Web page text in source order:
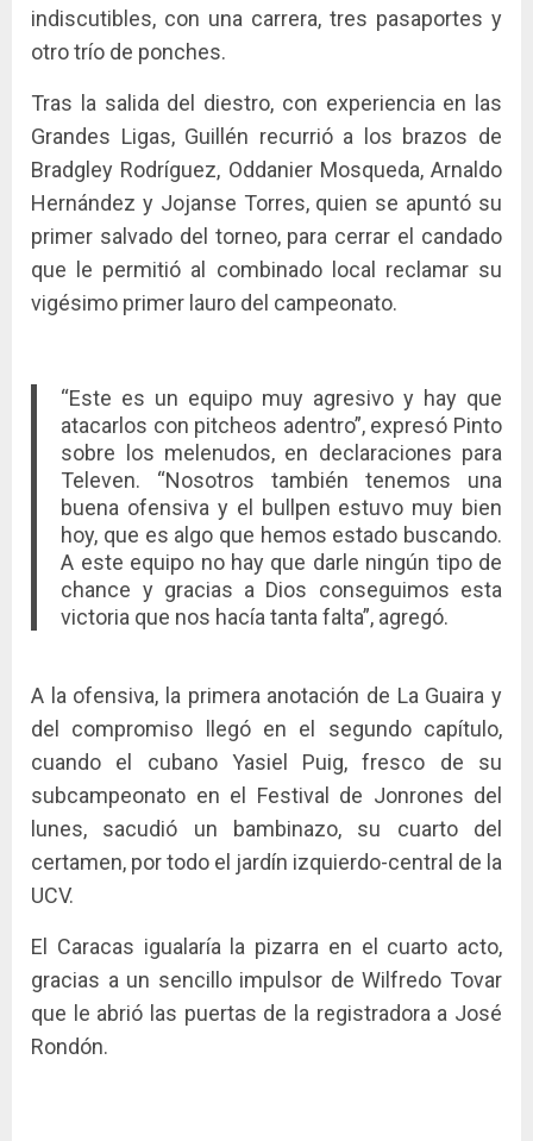
indiscutibles, con una carrera, tres pasaportes y
otro trío de ponches.
Tras la salida del diestro, con experiencia en las
Grandes Ligas, Guillén recurrió a los brazos de
Bradgley Rodríguez, Oddanier Mosqueda, Arnaldo
Hernández y Jojanse Torres, quien se apuntó su
primer salvado del torneo, para cerrar el candado
que le permitió al combinado local reclamar su
vigésimo primer lauro del campeonato.
“Este es un equipo muy agresivo y hay que
atacarlos con pitcheos adentro”, expresó Pinto
sobre los melenudos, en declaraciones para
Televen. “Nosotros también tenemos una
buena ofensiva y el bullpen estuvo muy bien
hoy, que es algo que hemos estado buscando.
A este equipo no hay que darle ningún tipo de
chance y gracias a Dios conseguimos esta
victoria que nos hacía tanta falta”, agregó.
A la ofensiva, la primera anotación de La Guaira y
del compromiso llegó en el segundo capítulo,
cuando el cubano Yasiel Puig, fresco de su
subcampeonato en el Festival de Jonrones del
lunes, sacudió un bambinazo, su cuarto del
certamen, por todo el jardín izquierdo-central de la
UCV.
El Caracas igualaría la pizarra en el cuarto acto,
gracias a un sencillo impulsor de Wilfredo Tovar
que le abrió las puertas de la registradora a José
Rondón.